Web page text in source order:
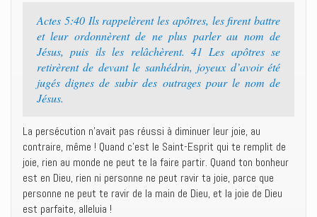
Actes 5:40 Ils rappelèrent les apôtres, les firent battre
et leur ordonnèrent de ne plus parler au nom de
Jésus, puis ils les relâchèrent. 41 Les apôtres se
retirèrent de devant le sanhédrin, joyeux d’avoir été
jugés dignes de subir des outrages pour le nom de
Jésus.
La persécution n’avait pas réussi à diminuer leur joie, au
contraire, même ! Quand c’est le Saint-Esprit qui te remplit de
joie, rien au monde ne peut te la faire partir. Quand ton bonheur
est en Dieu, rien ni personne ne peut ravir ta joie, parce que
personne ne peut te ravir de la main de Dieu, et la joie de Dieu
est parfaite, alleluia !